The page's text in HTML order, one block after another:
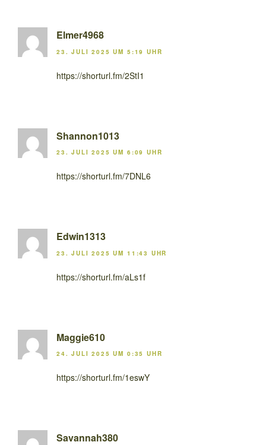
Elmer4968
23. JULI 2025 UM 5:19 UHR
https://shorturl.fm/2StI1
Shannon1013
23. JULI 2025 UM 6:09 UHR
https://shorturl.fm/7DNL6
Edwin1313
23. JULI 2025 UM 11:43 UHR
https://shorturl.fm/aLs1f
Maggie610
24. JULI 2025 UM 0:35 UHR
https://shorturl.fm/1eswY
Savannah380